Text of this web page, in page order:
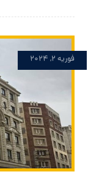
فوریه ۲, ۲۰۲۴